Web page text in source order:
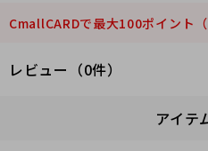
CmallCARDで最大100ポイント
レビュー（0件）
アイテ